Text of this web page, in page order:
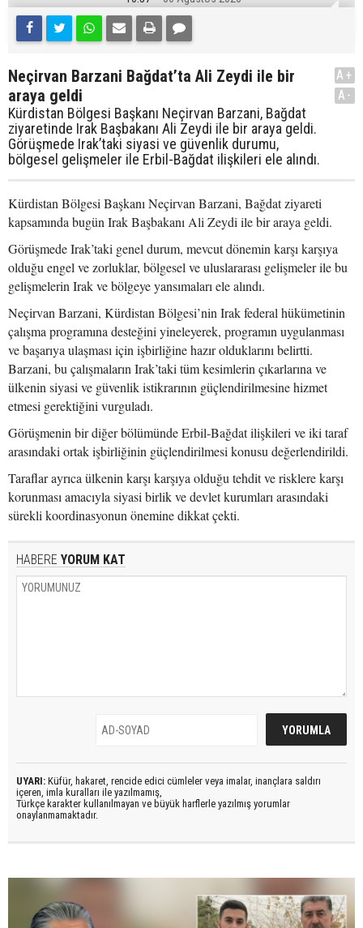
Neçirvan Barzani Bağdat’ta Ali Zeydi ile bir
araya geldi
Kürdistan Bölgesi Başkanı Neçirvan Barzani, Bağdat
ziyaretinde Irak Başbakanı Ali Zeydi ile bir araya geldi.
Görüşmede Irak’taki siyasi ve güvenlik durumu,
bölgesel gelişmeler ile Erbil-Bağdat ilişkileri ele alındı.
A+
A-
Kürdistan Bölgesi Başkanı Neçirvan Barzani, Bağdat ziyareti
kapsamında bugün Irak Başbakanı Ali Zeydi ile bir araya geldi.
Görüşmede Irak’taki genel durum, mevcut dönemin karşı karşıya
olduğu engel ve zorluklar, bölgesel ve uluslararası gelişmeler ile bu
gelişmelerin Irak ve bölgeye yansımaları ele alındı.
Neçirvan Barzani, Kürdistan Bölgesi’nin Irak federal hükümetinin
çalışma programına desteğini yineleyerek, programın uygulanması
ve başarıya ulaşması için işbirliğine hazır olduklarını belirtti.
Barzani, bu çalışmaların Irak’taki tüm kesimlerin çıkarlarına ve
ülkenin siyasi ve güvenlik istikrarının güçlendirilmesine hizmet
etmesi gerektiğini vurguladı.
Görüşmenin bir diğer bölümünde Erbil-Bağdat ilişkileri ve iki taraf
arasındaki ortak işbirliğinin güçlendirilmesi konusu değerlendirildi.
Taraflar ayrıca ülkenin karşı karşıya olduğu tehdit ve risklere karşı
korunması amacıyla siyasi birlik ve devlet kurumları arasındaki
sürekli koordinasyonun önemine dikkat çekti.
HABERE YORUM KAT
UYARI: Küfür, hakaret, rencide edici cümleler veya imalar, inançlara saldırı
içeren, imla kuralları ile yazılmamış,
Türkçe karakter kullanılmayan ve büyük harflerle yazılmış yorumlar
onaylanmamaktadır.